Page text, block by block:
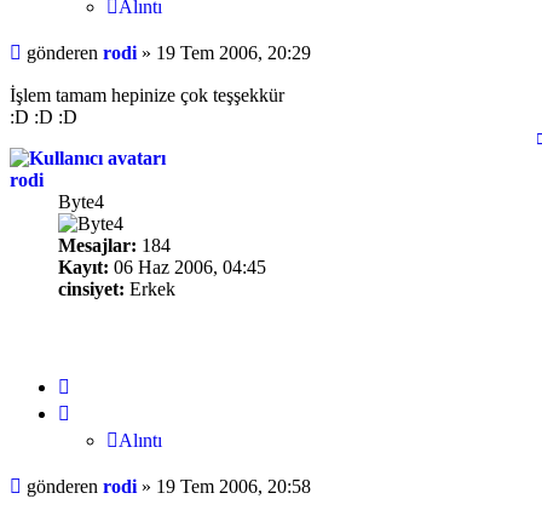
Alıntı
Mesaj
gönderen rodi » 19 Tem 2006, 20:29
İşlem tamam hepinize çok teşşekkür
:D :D :D
rodi
Byte4
Mesajlar: 184
Kayıt: 06 Haz 2006, 04:45
cinsiyet: Erkek
Alıntı
Mesaj
gönderen rodi » 19 Tem 2006, 20:58